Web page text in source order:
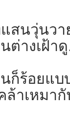
สนวุ่นวา
ต่างเฝ้า
ก็ร้อยแบ
ล้าเหมา